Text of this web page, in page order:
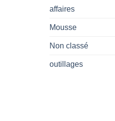
affaires
Mousse
Non classé
outillages